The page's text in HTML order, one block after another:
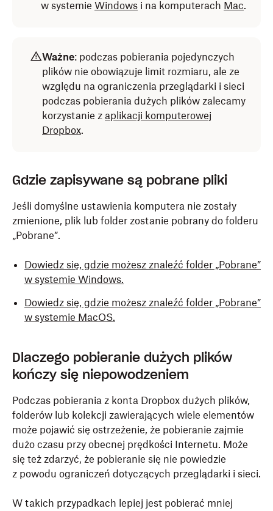
w systemie Windows i na komputerach Mac.
Ważne: podczas pobierania pojedynczych
plików nie obowiązuje limit rozmiaru, ale ze
względu na ograniczenia przeglądarki i sieci
podczas pobierania dużych plików zalecamy
korzystanie z aplikacji komputerowej
Dropbox.
Gdzie zapisywane są pobrane pliki
Jeśli domyślne ustawienia komputera nie zostały
zmienione, plik lub folder zostanie pobrany do folderu
„Pobrane”.
Dowiedz się, gdzie możesz znaleźć folder „Pobrane”
w systemie Windows.
Dowiedz się, gdzie możesz znaleźć folder „Pobrane”
w systemie MacOS.
Dlaczego pobieranie dużych plików
kończy się niepowodzeniem
Podczas pobierania z konta Dropbox dużych plików,
folderów lub kolekcji zawierających wiele elementów
może pojawić się ostrzeżenie, że pobieranie zajmie
dużo czasu przy obecnej prędkości Internetu. Może
się też zdarzyć, że pobieranie się nie powiedzie
z powodu ograniczeń dotyczących przeglądarki i sieci.
W takich przypadkach lepiej jest pobierać mniej